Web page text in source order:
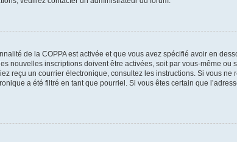
de la COPPA est activée et que vous avez spécifié avoir en
nouvelles inscriptions doivent être activées, soit par vous-même ou
reçu un courrier électronique, consultez les instructions. Si vous ne
a été filtré en tant que pourriel. Si vous êtes certain que